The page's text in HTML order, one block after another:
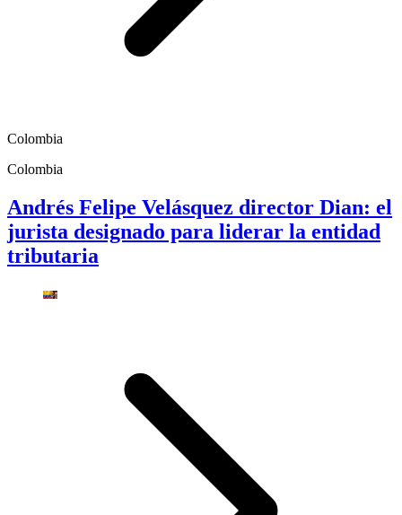
Colombia
Colombia
Andrés Felipe Velásquez director Dian: el
jurista designado para liderar la entidad
tributaria